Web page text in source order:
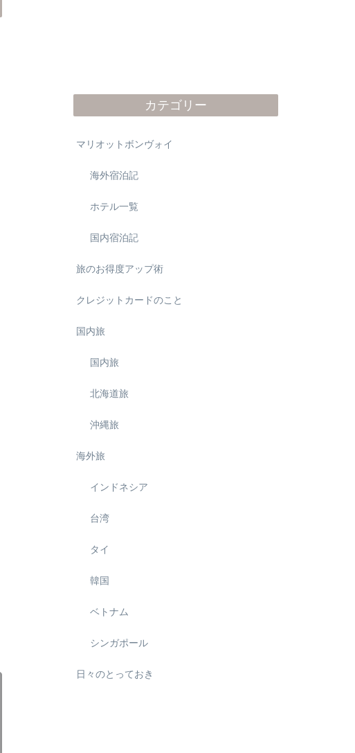
カテゴリー
マリオットボンヴォイ
海外宿泊記
ホテル一覧
国内宿泊記
旅のお得度アップ術
クレジットカードのこと
国内旅
国内旅
北海道旅
沖縄旅
海外旅
インドネシア
台湾
タイ
韓国
ベトナム
シンガポール
日々のとっておき